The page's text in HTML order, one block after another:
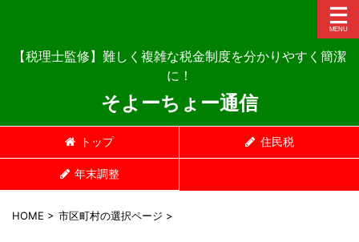
【税理士監修】難しく複雑な税金制度を分かりやすく簡潔
に！
そよーちょー通信
トップ 住民税
年末調整
HOME > 市区町村の選択ページ >